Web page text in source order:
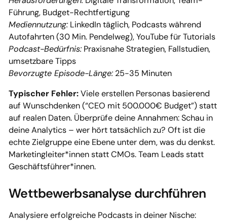
Führung, Budget-Rechtfertigung
Mediennutzung: LinkedIn täglich, Podcasts während
Autofahrten (30 Min. Pendelweg), YouTube für Tutorials
Podcast-Bedürfnis: Praxisnahe Strategien, Fallstudien,
umsetzbare Tipps
Bevorzugte Episode-Länge: 25-35 Minuten
Typischer Fehler:Viele erstellen Personas basierend
auf Wunschdenken (“CEO mit 500.000€ Budget”) statt
auf realen Daten. Überprüfe deine Annahmen: Schau in
deine Analytics – wer hört tatsächlich zu? Oft ist die
echte Zielgruppe eine Ebene unter dem, was du denkst.
Marketingleiter*innen statt CMOs. Team Leads statt
Geschäftsführer*innen.
Wettbewerbsanalyse durchführen
Analysiere erfolgreiche Podcasts in deiner Nische: